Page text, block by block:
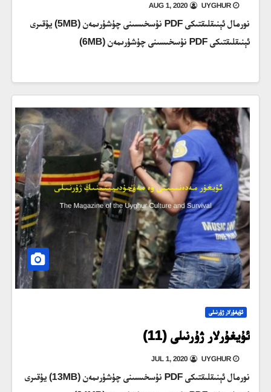
AUG 1, 2020 UYGHUR
نورمال ئېنىقلىقتىكى PDF نۇسخىسىنى چۈشۈرىمەن (5MB) يۇقىرى
ئېنىقلىقتىكى PDF نۇسخىسىنى چۈشۈرىمەن (6MB)
ئۇيغۇرلار ژۇرنىلى
ئۇيغۇرلار ژۇرنىلى (11)
JUL 1, 2020 UYGHUR
نورمال ئېنىقلىقتىكى PDF نۇسخىسىنى چۈشۈرىمەن (13MB) يۇقىرى